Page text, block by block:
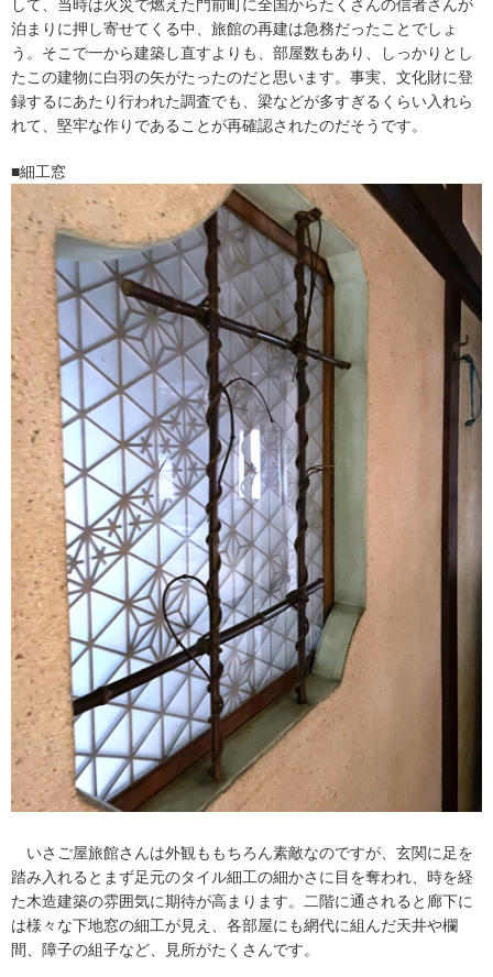
して、当時は火災で燃えた門前町に全国からたくさんの信者さんが
泊まりに押し寄せてくる中、旅館の再建は急務だったことでしょ
う。そこで一から建築し直すよりも、部屋数もあり、しっかりとし
たこの建物に白羽の矢がたったのだと思います。事実、文化財に登
録するにあたり行われた調査でも、梁などが多すぎるくらい入れら
れて、堅牢な作りであることが再確認されたのだそうです。
■細工窓
いさご屋旅館さんは外観ももちろん素敵なのですが、玄関に足を
踏み入れるとまず足元のタイル細工の細かさに目を奪われ、時を経
た木造建築の雰囲気に期待が高まります。二階に通されると廊下に
は様々な下地窓の細工が見え、各部屋にも網代に組んだ天井や欄
間、障子の組子など、見所がたくさんです。